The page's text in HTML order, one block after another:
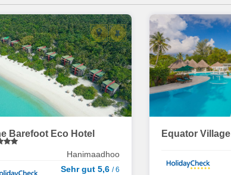
Barefoot Eco Hotel
Hanimaadhoo
Sehr gut 5,6 / 6
Equator Village